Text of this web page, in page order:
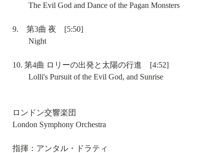
The Evil God and Dance of the Pagan Monsters
9. 第3曲 夜 [5:50]
Night
10. 第4曲 ロリーの出発と太陽の行進 [4:52]
Lolli's Pursuit of the Evil God, and Sunrise
ロンドン交響楽団
London Symphony Orchestra
指揮：アンタル・ドラティ